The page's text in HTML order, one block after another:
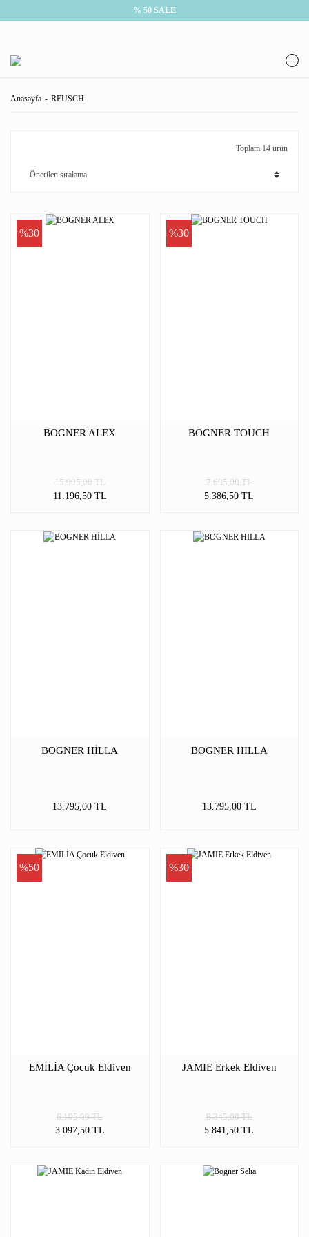
% 50 SALE
Anasayfa REUSCH
Toplam 14 ürün
BOGNER ALEX
%30
11.196,50 TL
15.995,00 TL
BOGNER TOUCH
%30
5.386,50 TL
7.695,00 TL
BOGNER HİLLA
13.795,00 TL
BOGNER HILLA
13.795,00 TL
EMİLİA Çocuk Eldiven
%50
3.097,50 TL
6.195,00 TL
JAMIE Erkek Eldiven
%30
5.841,50 TL
8.345,00 TL